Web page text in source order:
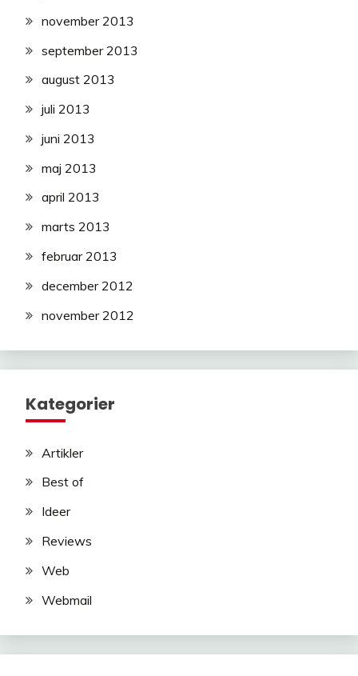
november 2013
september 2013
august 2013
juli 2013
juni 2013
maj 2013
april 2013
marts 2013
februar 2013
december 2012
november 2012
Kategorier
Artikler
Best of
Ideer
Reviews
Web
Webmail